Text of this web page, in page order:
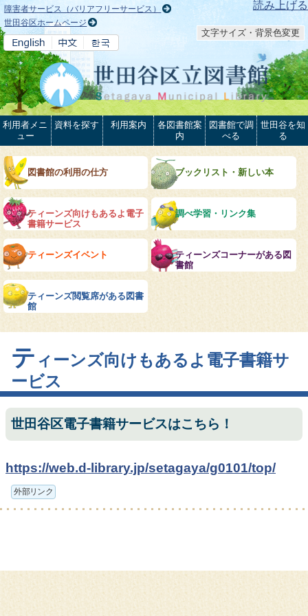
本文へ 読み上げる
障害者サービス（バリアフリーサービス）
世田谷区ホームページ
文字サイズ・背景色変更
利用者メニ
ュー
資料を探す 利用案内
各図書館案
内
図書館で調
べる
世田谷を知
る
テ ィーンズ向けもあるよ電子書籍サ
ービス
世田谷区電子書籍サービスはこちら！
https://web.d-library.jp/setagaya/g0101/top/
外部リンク
図書館の利用の仕方 ブックリスト・新しい本
ティーンズ向けもあるよ電子
書籍サービス
調べ学習・リンク集
ティーンズイベント
ティーンズコーナーがある図
書館
ティーンズ閲覧席がある図書
館